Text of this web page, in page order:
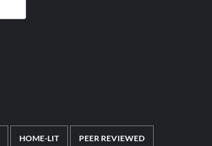
HOME-LIT PEER REVIEWED